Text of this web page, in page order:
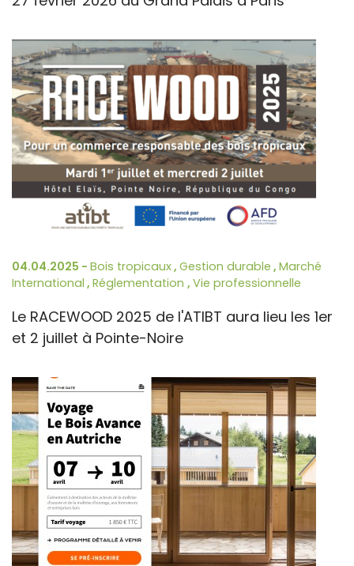
04.04.2025 - Bois tropicaux, Gestion durable , Marché
International , Réglementation , Vie professionnelle
Le RACEWOOD 2025 de l'ATIBT aura lieu les 1er
et 2 juillet à Pointe-Noire